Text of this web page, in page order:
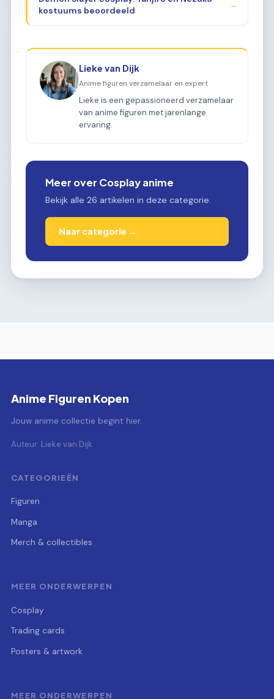
kostuums beoordeeld
→
Lieke van Dijk
Anime figuren verzamelaar en expert
Lieke is een gepassioneerd verzamelaar
van anime figuren met jarenlange
ervaring.
Meer over Cosplay anime
Bekijk alle 26 artikelen in deze categorie.
Naar categorie →
Anime Figuren Kopen
Jouw anime collectie begint hier.
Auteur: Lieke van Dijk
CATEGORIEËN
Figuren
Manga
Merch & collectibles
MEER ONDERWERPEN
Cosplay
Trading cards
Posters & artwork
MEER ONDERWERPEN